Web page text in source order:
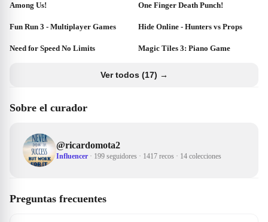
Among Us! One Finger Death Punch!
Fun Run 3 - Multiplayer Games Hide Online - Hunters vs Props
Need for Speed No Limits Magic Tiles 3: Piano Game
Ver todos (17) →
Sobre el curador
@ricardomota2
Influencer · 199 seguidores · 1417 recos · 14 colecciones
Preguntas frecuentes